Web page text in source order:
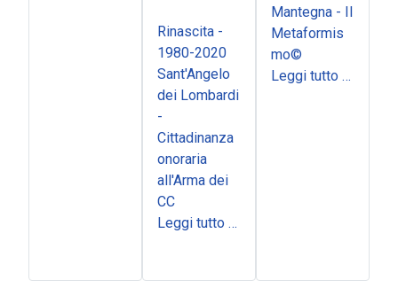
Rinascita -
1980-2020
Sant'Angelo
dei Lombardi
-
Cittadinanza
onoraria
all'Arma dei
CC
Leggi tutto …
Mantegna - Il
Metaformis
mo©
Leggi tutto …